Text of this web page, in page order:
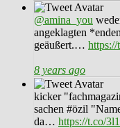
@amina_you
angeklagten
geäußert.…
8 years ago
kicker
sachen #özil
da… https://t.co/